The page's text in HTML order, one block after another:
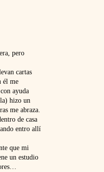
pero
cartas
él me
ayuda
hizo un
me abraza.
de casa
entro allí
que mi
un estudio